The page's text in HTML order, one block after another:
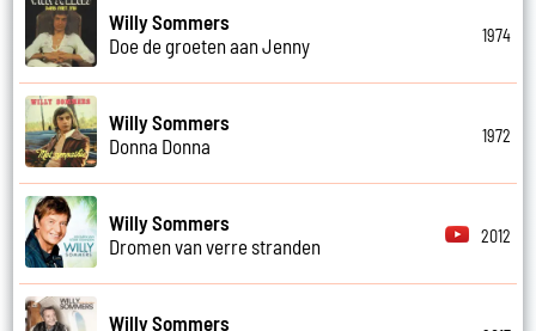
Willy Sommers
Doe de groeten aan Jenny
1974
Willy Sommers
Donna Donna
1972
Willy Sommers
Dromen van verre stranden
2012
Willy Sommers